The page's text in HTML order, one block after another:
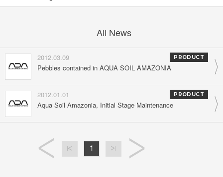
All News
2012.03.09 PRODUCT
Pebbles contained in AQUA SOIL AMAZONIA
2012.01.01 PRODUCT
Aqua Soil Amazonia, Initial Stage Maintenance
1